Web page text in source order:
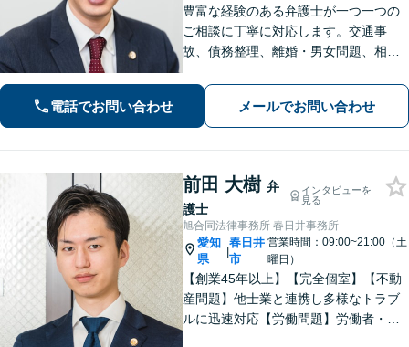
豊富な経験のある弁護士が一つ一つの
ご相談に丁寧に対応します。交通事
故、債務整理、離婚・男女問題、相続
ナブルな費用で安心と信頼の法律サー
ビスを提供します。【相談無料】【電
話・オンライン相談可】【春日井駅
前・名古屋駅前】
電話でお問い合わせ メールでお問い合わせ
前田 大樹 弁
護士
インタビューを
見る
旭合同法律事務所 春日井事務所
愛知
県
|
春日井
市
営業時間：09:00~21:00（土
曜日）
【創業45年以上】【完全個室】【不動
産問題】他士業と連携し多様なトラブ
ルに迅速対応【労働問題】労働者・使